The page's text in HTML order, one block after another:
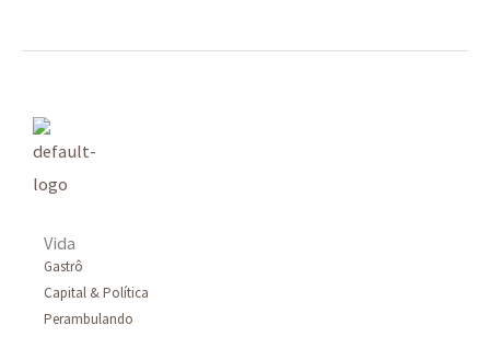
Vida
Gastrô
Capital & Política
Perambulando